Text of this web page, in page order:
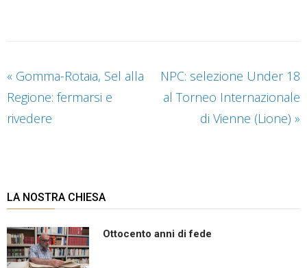
« Gomma-Rotaia, Sel alla
Regione: fermarsi e
rivedere
NPC: selezione Under 18
al Torneo Internazionale
di Vienne (Lione) »
LA NOSTRA CHIESA
Ottocento anni di fede